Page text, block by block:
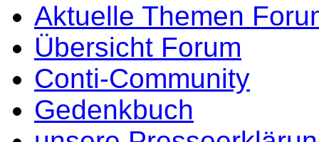
Aktuelle Themen
Übersicht Forum
Conti-Community
Gedenkbuch